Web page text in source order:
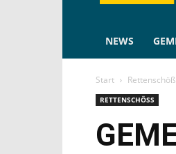
NEWS
Start Rettenschöß
RETTENSCHÖSS